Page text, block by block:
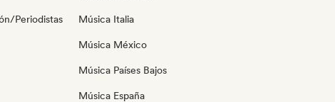
Periodistas Música Italia
Música México
Música Países Bajos
Música España